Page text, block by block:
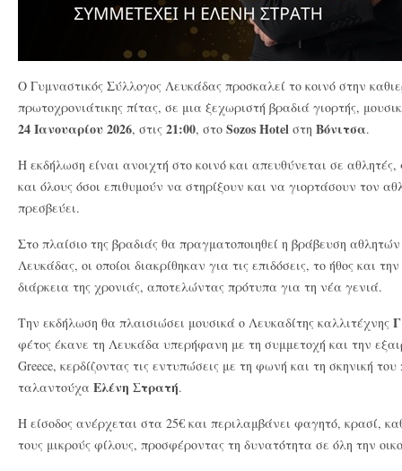
Ο Γυμναστικός Σύλλογος Λευκάδας προσκαλεί το κοινό στην
πρωτοχρονιάτικης πίτας, σε μια ξεχωριστή βραδιά γιορτής,
24 Ιανουαρίου 2026, στις 21:00, στο Sozos Hotel στη Βόνιτσα.
Η εκδήλωση είναι ανοιχτή στο κοινό και απευθύνεται σε αθλητές,
και όλους όσοι επιθυμούν να στηρίξουν και να γιορτάσουν τον
πρεσβεύει.
Στο πλαίσιο της βραδιάς θα πραγματοποιηθεί η βράβευση
Λευκάδας, οι οποίοι διακρίθηκαν για τις επιδόσεις, το ήθος και
διάρκεια της χρονιάς, αποτελώντας πρότυπα για τη νέα γενιά.
Την εκδήλωση θα πλαισιώσει μουσικά ο Λευκαδίτης καλλιτέχνης
φέτος έκανε τη Λευκάδα υπερήφανη με τη συμμετοχή και την
Greece, κερδίζοντας τις εντυπώσεις με τη φωνή και τη σκηνική
ταλαντούχα Ελένη Στρατή.
Η είσοδος ανέρχεται στα 25€ και περιλαμβάνει φαγητό, κρασί,
τους μικρούς φίλους, προσφέροντας τη δυνατότητα σε όλη την